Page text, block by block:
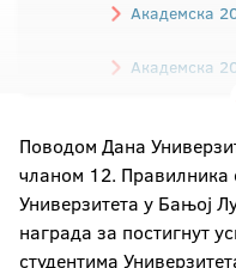
Академска
Академска
Академска
Академска
Академска
Поводом Дана
чланом 12. Правилника
Универзитета у Бањој
награда за постигнут
студентима